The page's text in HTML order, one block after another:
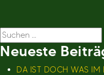
Suchen
nach:
Neueste
DA IST DOCH WAS IM